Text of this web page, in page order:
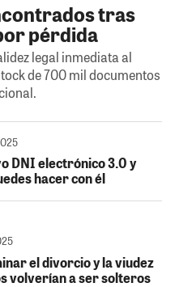
tras
pérdida
legal inmediata al
de 700 mil documentos
DNI electrónico 3.0 y
hacer con él
el divorcio y la viudez
volverían a ser solteros